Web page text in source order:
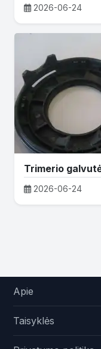
2026-06-24
Trimerio
2026-06-24
Apie
Taisyklės